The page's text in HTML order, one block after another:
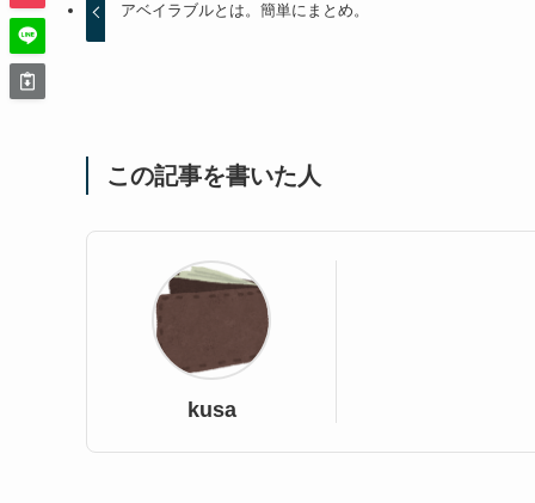
アベイラブルとは。簡単にまとめ。
この記事を書いた人
kusa